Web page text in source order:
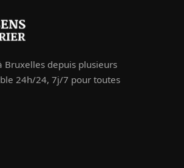
Bruxelles depuis plusieurs
24h/24, 7j/7 pour toutes